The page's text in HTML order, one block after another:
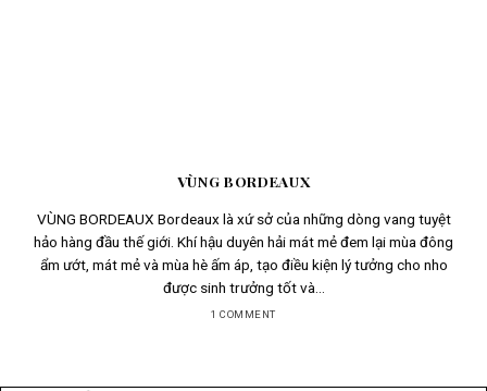
VÙNG BORDEAUX
VÙNG BORDEAUX Bordeaux là xứ sở của những dòng vang tuyệt
hảo hàng đầu thế giới. Khí hậu duyên hải mát mẻ đem lại mùa đông
ẩm ướt, mát mẻ và mùa hè ấm áp, tạo điều kiện lý tưởng cho nho
được sinh trưởng tốt và...
1 COMMENT